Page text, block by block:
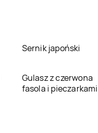
Sernik japoński
Gulasz z czerwona
fasola i pieczarkami